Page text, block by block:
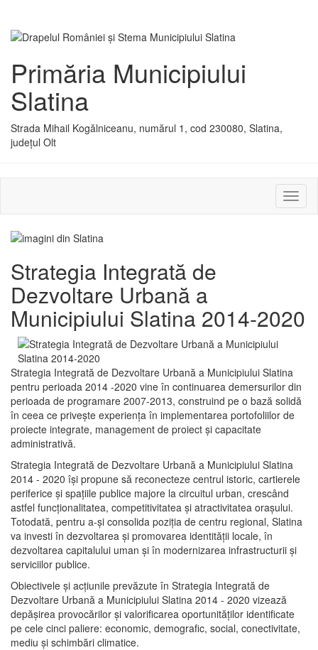
Primăria Municipiului
Slatina
Strada Mihail Kogălniceanu, numărul 1, cod 230080, Slatina,
județul Olt
sau
Strategia Integrată de
Dezvoltare Urbană a
Municipiului Slatina 2014-2020
Strategia Integrată de Dezvoltare Urbană a Municipiului Slatina
pentru perioada 2014 -2020 vine în continuarea demersurilor din
perioada de programare 2007-2013, construind pe o bază solidă
în ceea ce priveşte experienţa în implementarea portofoliilor de
proiecte integrate, management de proiect și capacitate
administrativă.
Strategia Integrată de Dezvoltare Urbană a Municipiului Slatina
2014 - 2020 își propune să reconecteze centrul istoric, cartierele
periferice şi spaţiile publice majore la circuitul urban, crescând
astfel funcţionalitatea, competitivitatea şi atractivitatea oraşului.
Totodată, pentru a-şi consolida poziţia de centru regional, Slatina
va investi în dezvoltarea şi promovarea identităţii locale, în
dezvoltarea capitalului uman şi în modernizarea infrastructurii şi
serviciilor publice.
Obiectivele şi acţiunile prevăzute în Strategia Integrată de
Dezvoltare Urbană a Municipiului Slatina 2014 - 2020 vizează
depășirea provocărilor şi valorificarea oportunităţilor identificate
pe cele cinci paliere: economic, demografic, social, conectivitate,
mediu şi schimbări climatice.